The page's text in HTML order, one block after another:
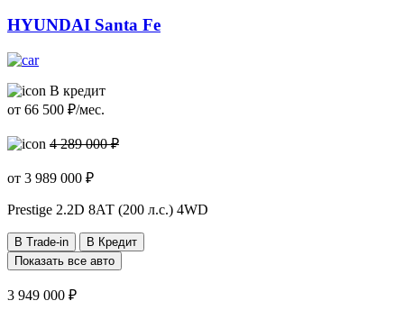
HYUNDAI Santa Fe
В кредит
от 66 500 ₽/мес.
4 289 000 ₽
от 3 989 000 ₽
Prestige 2.2D 8АТ (200 л.с.) 4WD
В Trade-in
В Кредит
Показать все авто
3 949 000 ₽